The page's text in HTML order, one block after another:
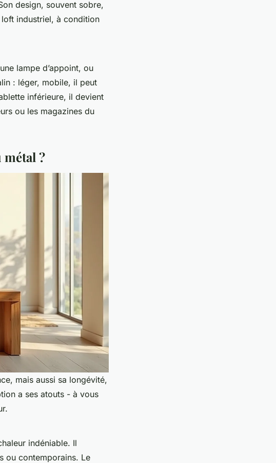
design, souvent sobre,
loft industriel, à condition
lampe d’appoint, ou
: léger, mobile, il peut
inférieure, il devient
ou les magazines du
?
mais aussi sa longévité,
a ses atouts - à vous
indéniable. Il
ou contemporains. Le